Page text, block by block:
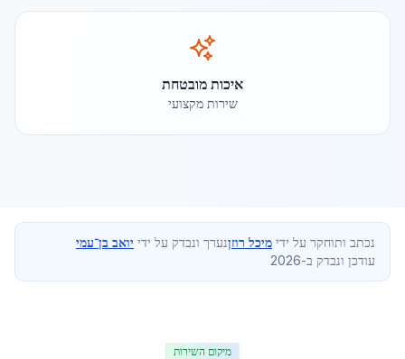
איכות מובטחת
שירות מקצועי
נכתב ותוחקר על ידי מיכל רוזןנערך ונבדק על ידי יואב בן־עמי
עודכן ונבדק ב-2026
מיקום השירות